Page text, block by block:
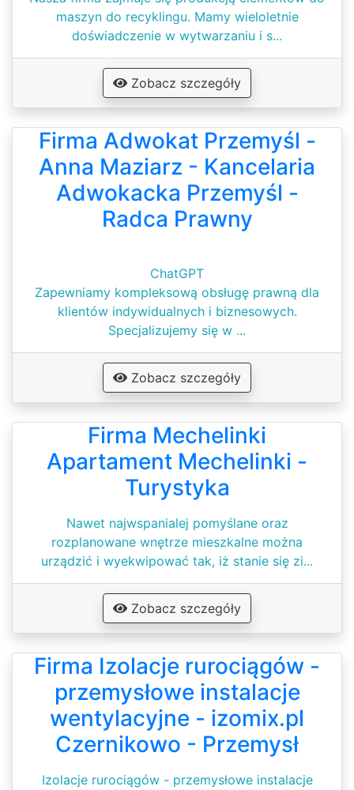
maszyn do recyklingu. Mamy wieloletnie
doświadczenie w wytwarzaniu i s...
Zobacz szczegóły
Firma Adwokat Przemyśl -
Anna Maziarz - Kancelaria
Adwokacka Przemyśl -
Radca Prawny
ChatGPT
Zapewniamy kompleksową obsługę prawną dla
klientów indywidualnych i biznesowych.
Specjalizujemy się w ...
Zobacz szczegóły
Firma Mechelinki
Apartament Mechelinki -
Turystyka
Nawet najwspanialej pomyślane oraz
rozplanowane wnętrze mieszkalne można
urządzić i wyekwipować tak, iż stanie się zi...
Zobacz szczegóły
Firma Izolacje rurociągów -
przemysłowe instalacje
wentylacyjne - izomix.pl
Czernikowo - Przemysł
Izolacje rurociągów - przemysłowe instalacje